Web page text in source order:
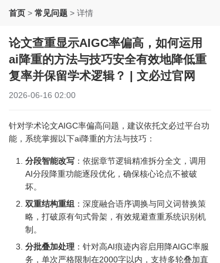
首页 > 常见问题 > 详情
论文查重显示AIGC率偏高，如何运用
ai降重的方法与技巧安全有效地降低重
复率并保留学术逻辑？ | 文必过官网
2026-06-16 02:00
针对学术论文AIGC率偏高问题，建议依托文必过平台功
能，系统掌握以下ai降重的方法与技巧：
分段智能改写 ：依据章节逻辑精准拆分全文，调用
AI分段降重功能逐段优化，确保核心论点不被破
坏。
双重结构重组 ：深度融合语序调换与同义词替换策
略，打破原有句式骨架，有效规避查重系统识别机
制。
分批叠加处理 ：针对高AI痕迹内容启用降AIGC率服
务，单次严格限制在2000字以内，支持多轮叠加直